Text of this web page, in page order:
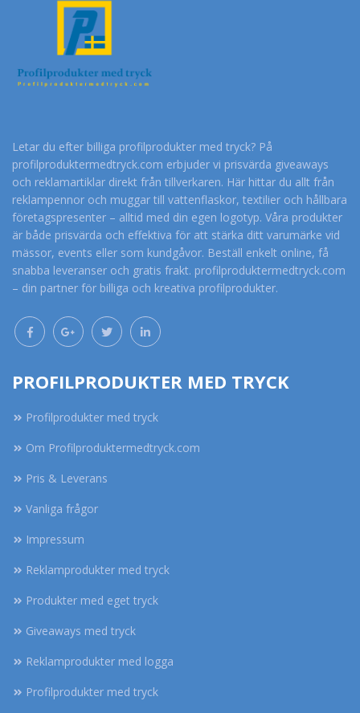
Letar du efter billiga profilprodukter med tryck? På
profilproduktermedtryck.com erbjuder vi prisvärda giveaways
och reklamartiklar direkt från tillverkaren. Här hittar du allt från
reklampennor och muggar till vattenflaskor, textilier och hållbara
företagspresenter – alltid med din egen logotyp. Våra produkter
är både prisvärda och effektiva för att stärka ditt varumärke vid
mässor, events eller som kundgåvor. Beställ enkelt online, få
snabba leveranser och gratis frakt. profilproduktermedtryck.com
– din partner för billiga och kreativa profilprodukter.
PROFILPRODUKTER MED TRYCK
Profilprodukter med tryck
Om Profilproduktermedtryck.com
Pris & Leverans
Vanliga frågor
Impressum
Reklamprodukter med tryck
Produkter med eget tryck
Giveaways med tryck
Reklamprodukter med logga
Profilprodukter med tryck